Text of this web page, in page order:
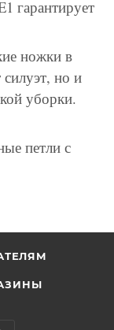
гарантирует
ножки в
силуэт, но и
уборки.
петли с